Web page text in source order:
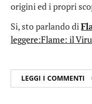
origini ed i propri
Si, sto parlando di
leggere:Flame: il
LEGGI I COMMENTI